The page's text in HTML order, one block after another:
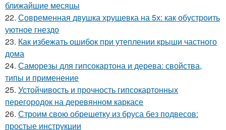
ближайшие месяцы
22. Современная двушка хрущевка на 5х: как обустроить
уютное гнездо
23. Как избежать ошибок при утеплении крыши частного
дома
24. Саморезы для гипсокартона и дерева: свойства,
типы и применение
25. Устойчивость и прочность гипсокартонных
перегородок на деревянном каркасе
26. Строим свою обрешетку из бруса без подвесов:
простые инструкции